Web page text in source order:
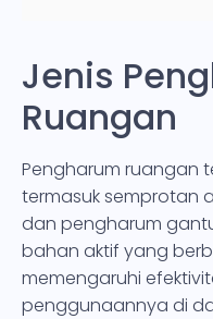
Jenis
Ruangan
Pengharum ruangan
termasuk semprotan
dan pengharum
bahan aktif yang
memengaruhi
penggunaannya di